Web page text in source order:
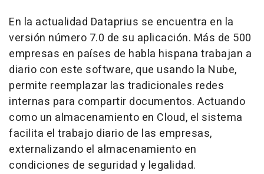
En la actualidad Dataprius se encuentra en la
versión número 7.0 de su aplicación. Más de 500
empresas en países de habla hispana trabajan a
diario con este software, que usando la Nube,
permite reemplazar las tradicionales redes
internas para compartir documentos. Actuando
como un almacenamiento en Cloud, el sistema
facilita el trabajo diario de las empresas,
externalizando el almacenamiento en
condiciones de seguridad y legalidad.